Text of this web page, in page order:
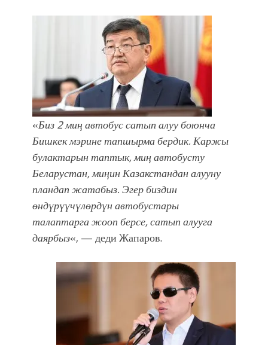
«Биз 2 миң автобус сатып алуу боюнча
Бишкек мэрине тапшырма бердик. Каржы
булактарын таптык, миң автобусту
Беларустан, миңин Казакстандан алууну
пландап жатабыз. Эгер биздин
өндүрүүчүлөрдүн автобустары
талаптарга жооп берсе, сатып алууга
даярбыз«, — деди Жапаров.